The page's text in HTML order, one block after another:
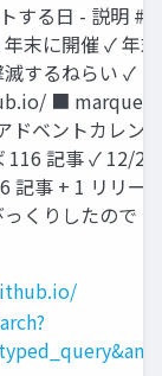
する日 - 説明 #
末に開催 ✓ 年
するねらい ✓
■ marquee
ドベントカレン
116 記事 ✓ 12/29
記事 + 1 リリー
くりしたので